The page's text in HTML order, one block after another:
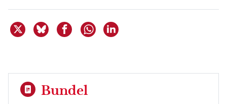
Deel dit item op X
Deel dit item op Bluesky
Deel dit item op Facebook
Delen via WhatsApp
Bundel